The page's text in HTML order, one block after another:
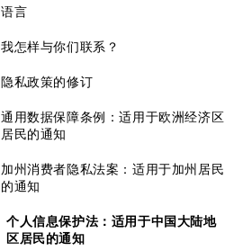
语言
我怎样与你们联系？
隐私政策的修订
通用数据保障条例：适用于欧洲经济区
居民的通知
加州消费者隐私法案：适用于加州居民
的通知
个人信息保护法：适用于中国大陆地
区居民的通知